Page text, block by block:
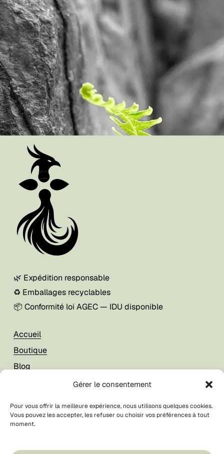
Gérer le consentement
Pour vous offrir la meilleure expérience, nous utilisons quelques cookies.
Vous pouvez les accepter, les refuser ou choisir vos préférences à tout
moment.
🌿 Expédition responsable
♻️ Emballages recyclables
📦 Conformité loi AGEC — IDU disponible
Accueil
Boutique
Blog
Mon compte
Foire aux questions